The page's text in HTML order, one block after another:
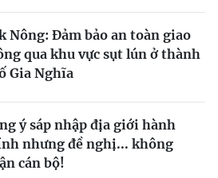
Nông: Đảm bảo an toàn giao
qua khu vực sụt lún ở thành
Gia Nghĩa
ý sáp nhập địa giới hành
nhưng đề nghị... không
cán bộ!